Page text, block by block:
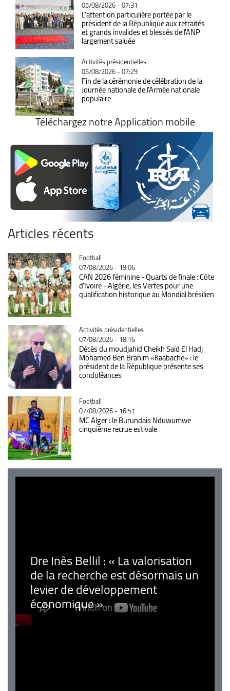
05/08/2026 - 07:31
L'attention particulière portée par le
président de la République aux retraités
et grands invalides et blessés de l'ANP
largement saluée
Catégorie
Activités présidentielles
05/08/2026 - 07:29
Fin de la cérémonie de célébration de la
Journée nationale de l'Armée nationale
populaire
Téléchargez notre Application mobile
Articles récents
Catégorie
Football
07/08/2026 - 19:06
CAN 2026 féminine - Quarts de finale : Côte
d'Ivoire - Algérie, les Vertes pour une
qualification historique au Mondial brésilien
Catégorie
Activités présidentielles
07/08/2026 - 18:16
Décès du moudjahid Cheikh Saïd El Hadj
Mohamed Ben Brahim «Kaabache» : le
président de la République présente ses
condoléances
Catégorie
Football
07/08/2026 - 16:51
MC Alger : le Burundais Nduwumwe
cinquième recrue estivale
Dre Inès Bellil : « La valorisation
de la recherche est désormais un
levier de développement
économique »